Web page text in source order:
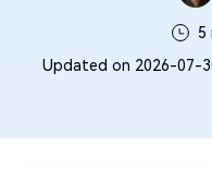
5
Updated on 2026-07-